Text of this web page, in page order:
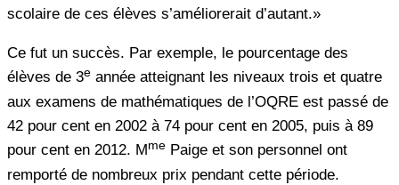
scolaire de ces élèves s’améliorerait d’autant.»
Ce fut un succès. Par exemple, le pourcentage des
élèves de 3e année atteignant les niveaux trois et quatre
aux examens de mathématiques de l’OQRE est passé de
42 pour cent en 2002 à 74 pour cent en 2005, puis à 89
pour cent en 2012. Mme Paige et son personnel ont
remporté de nombreux prix pendant cette période.